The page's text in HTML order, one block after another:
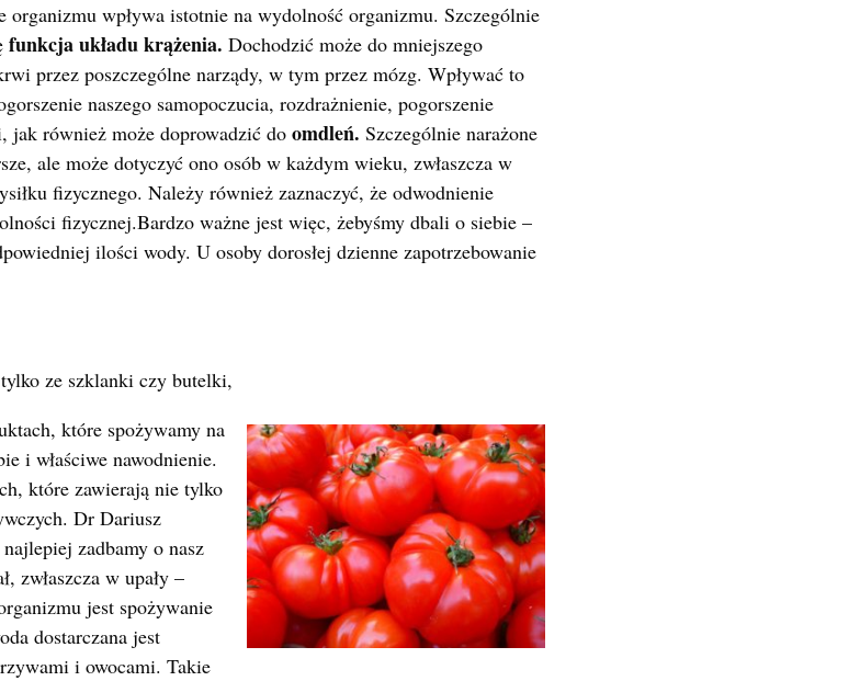
organizmu wpływa istotnie na wydolność organizmu. Szczególnie
funkcja układu krążenia. Dochodzić może do mniejszego
przez poszczególne narządy, w tym przez mózg. Wpływać to
naszego samopoczucia, rozdrażnienie, pogorszenie
jak również może doprowadzić do omdleń. Szczególnie narażone
ale może dotyczyć ono osób w każdym wieku, zwłaszcza w
fizycznego. Należy również zaznaczyć, że odwodnienie
fizycznej.Bardzo ważne jest więc, żebyśmy dbali o siebie –
ilości wody. U osoby dorosłej dzienne zapotrzebowanie
ze szklanki czy butelki,
które spożywamy na
i właściwe nawodnienie.
które zawierają nie tylko
Dr Dariusz
zadbamy o nasz
zwłaszcza w upały –
jest spożywanie
dostarczana jest
i owocami. Takie